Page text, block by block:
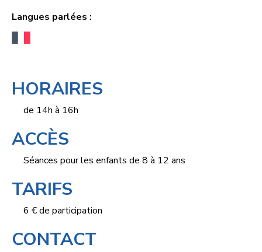
Langues parlées :
HORAIRES
de 14h à 16h
ACCÈS
Séances pour les enfants de 8 à 12 ans
TARIFS
6 € de participation
CONTACT